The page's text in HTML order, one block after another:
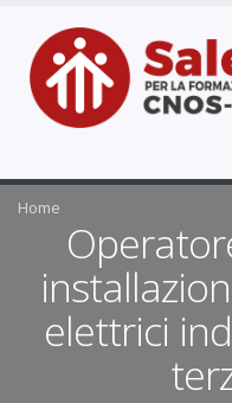
Home
elettrici